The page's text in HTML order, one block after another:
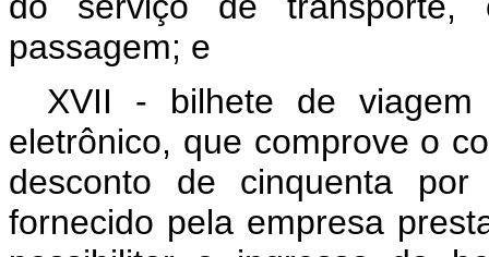
passagem; e
XVII - bilhete de
eletrônico, que comprove o
desconto de cinquenta
fornecido pela empresa